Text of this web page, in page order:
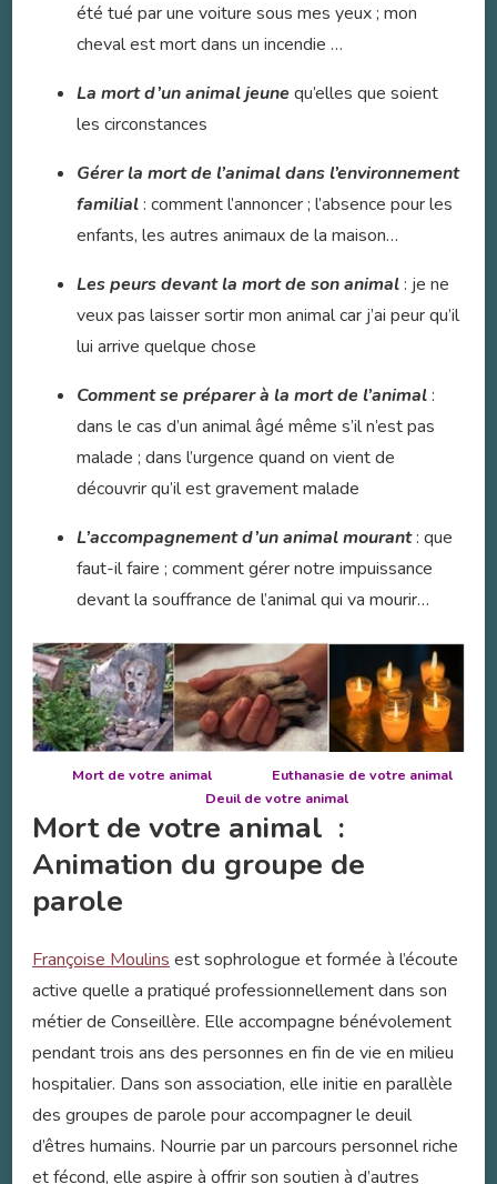
été tué par une voiture sous mes yeux ; mon
cheval est mort dans un incendie …
La mort d’un animal jeunequ’elles que soient
les circonstances
Gérer la mort de l’animal dans l’environnement
familial: comment l’annoncer ; l’absence pour les
enfants, les autres animaux de la maison…
Les peurs devant la mort de son animal: je ne
veux pas laisser sortir mon animal car j’ai peur qu’il
lui arrive quelque chose
Comment se préparer à la mort de l’animal:
dans le cas d’un animal âgé même s’il n’est pas
malade ; dans l’urgence quand on vient de
découvrir qu’il est gravement malade
L’accompagnement d’un animal mourant: que
faut-il faire ; comment gérer notre impuissance
devant la souffrance de l’animal qui va mourir…
Mort de votre animal Euthanasie de votre animal
Deuil de votre animal
Mort de votre animal :
Animation du groupe de
parole
Françoise Moulinsest sophrologue et formée à l’écoute
active quelle a pratiqué professionnellement dans son
métier de Conseillère. Elle accompagne bénévolement
pendant trois ans des personnes en fin de vie en milieu
hospitalier. Dans son association, elle initie en parallèle
des groupes de parole pour accompagner le deuil
d’êtres humains. Nourrie par un parcours personnel riche
et fécond, elle aspire à offrir son soutien à d’autres